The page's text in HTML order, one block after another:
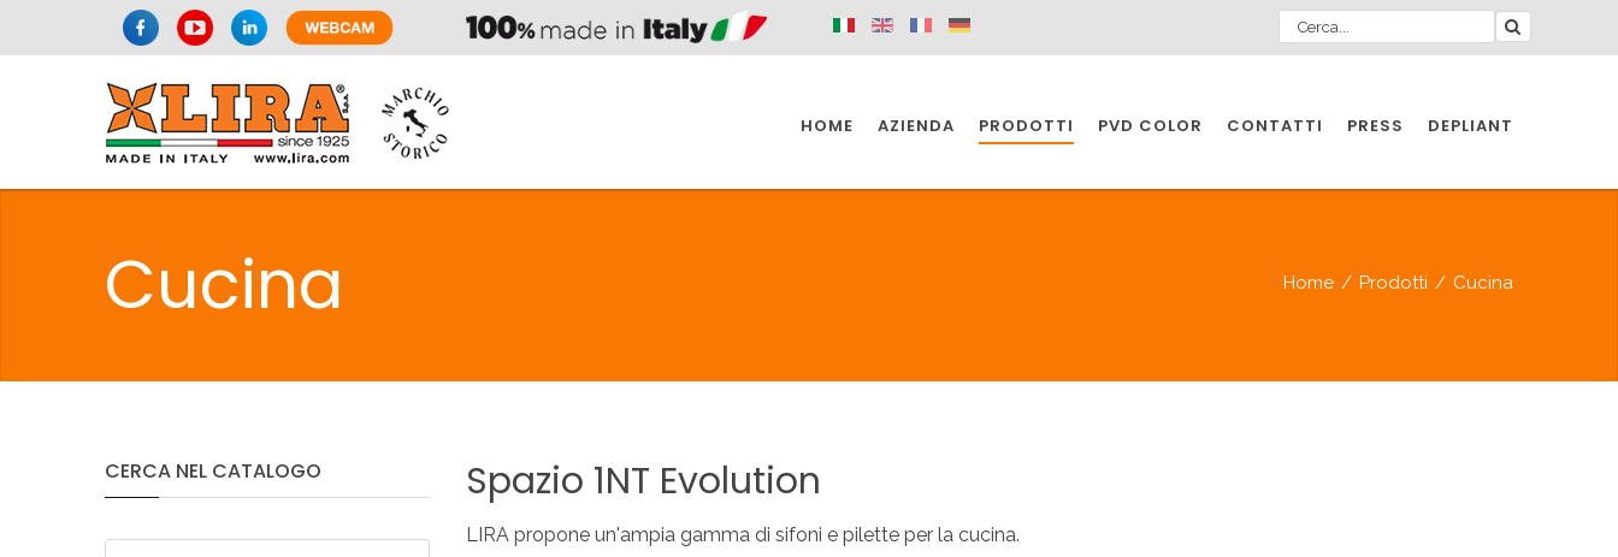
HOME AZIENDA PRODOTTI
SIFONI SPAZIO PER
SIFONI SPAZIO PER
SIFONI SPAZIO PER
PVD COLOR CONTATTI PRESS
DEPLIANT
LA CUCINA
IL BAGNO
L'INDUSTRIA
SIFONI PER
Cucina Home / Prodotti / Cucina
CERCA NEL CATALOGO Spazio 1NT Evolution
LIRA propone un'ampia gamma di sifoni e pilette per la cucina.